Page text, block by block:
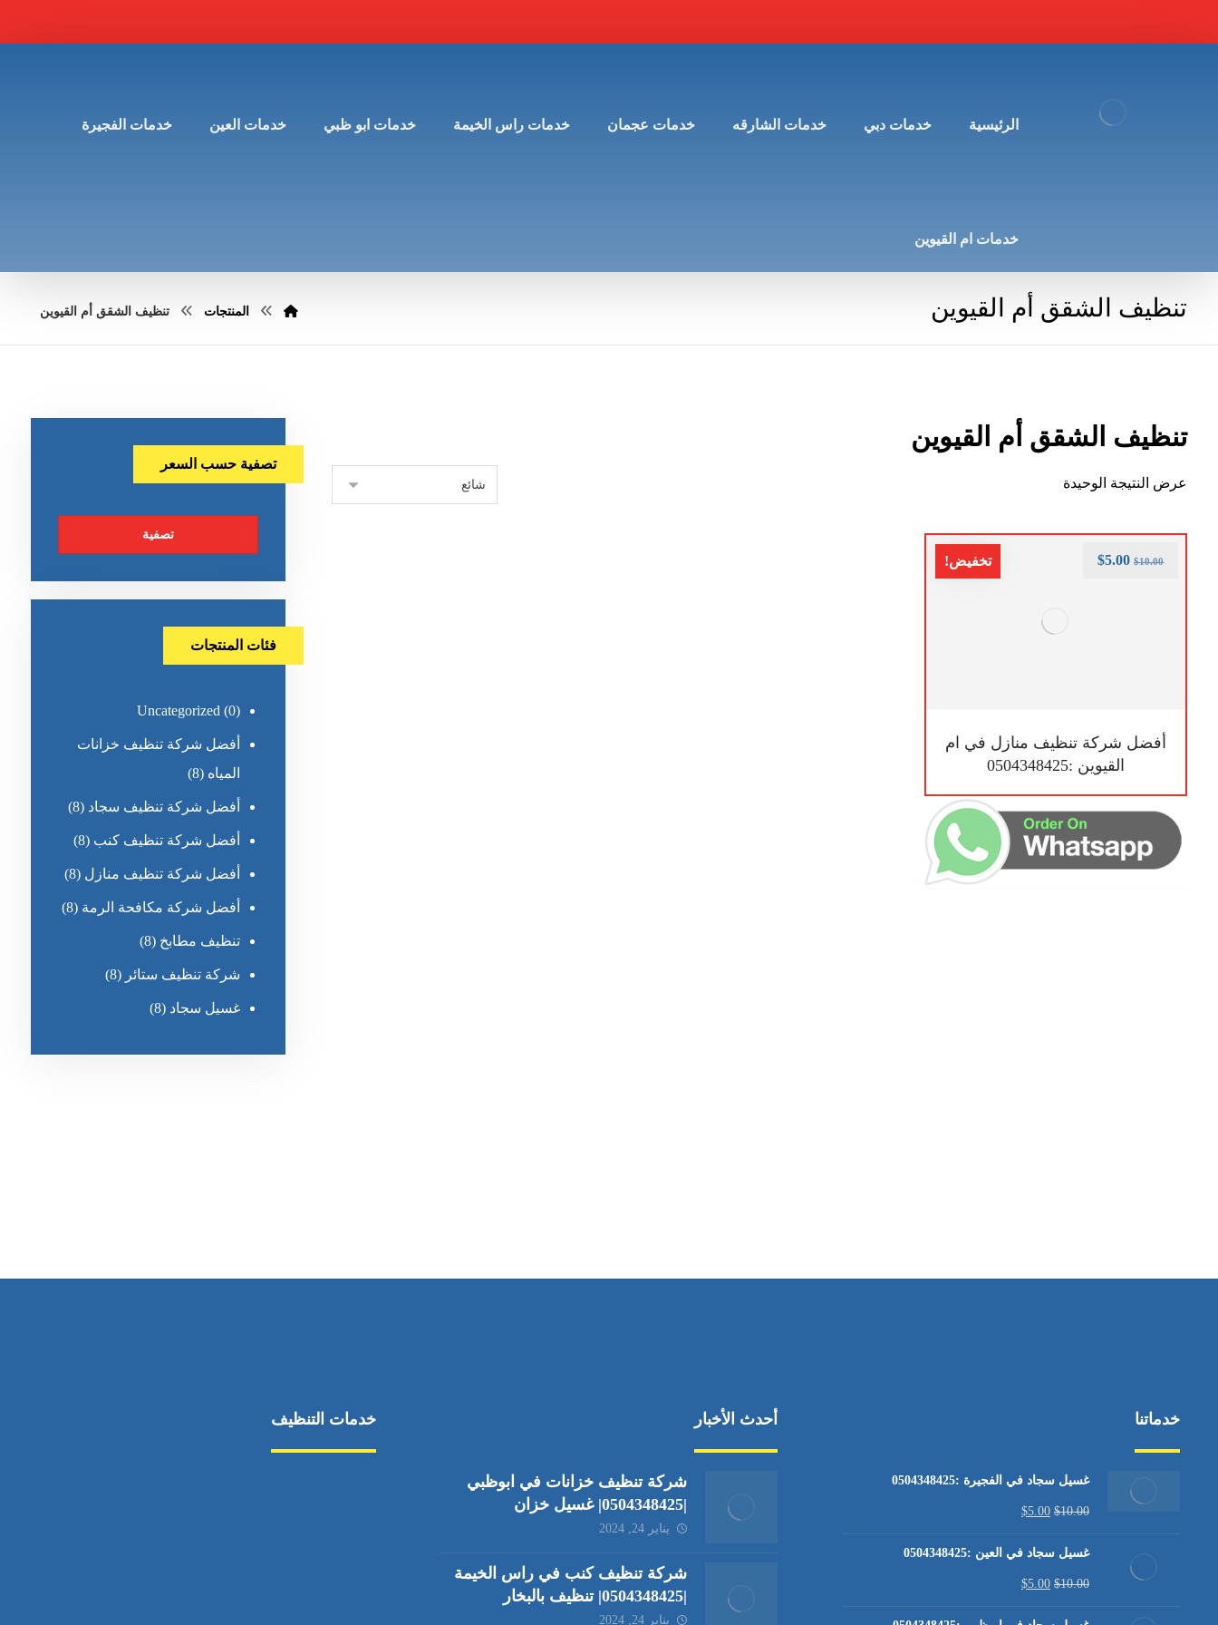
الرئيسية خدمات دبي خدمات الشارقه خدمات عجمان خدمات راس الخيمة خدمات ابو ظبي خدمات العين خدمات الفجيرة
خدمات ام القيوين
تنظيف الشقق أم القيوين المنتجات تنظيف الشقق أم القيوين
تنظيف الشقق أم القيوين
عرض النتيجة الوحيدة
تخفيض!
أفضل شركة تنظيف منازل في ام
القيوين :0504348425
$10.00
$5.00
تصفية حسب السعر
تصفية
فئات المنتجات
Uncategorized (0)
أفضل شركة تنظيف خزانات
المياه (8)
أفضل شركة تنظيف سجاد (8)
أفضل شركة تنظيف كنب (8)
أفضل شركة تنظيف منازل (8)
أفضل شركة مكافحة الرمة (8)
تنظيف مطابخ (8)
شركة تنظيف ستائر (8)
غسيل سجاد (8)
خدماتنا
غسيل سجاد في الفجيرة :0504348425
$10.00
$5.00
غسيل سجاد في العين :0504348425
$10.00
$5.00
أحدث الأخبار
شركة تنظيف خزانات في ابوظبي
|0504348425| غسيل خزان
يناير 24, 2024
شركة تنظيف كنب في راس الخيمة
|0504348425| تنظيف بالبخار
يناير 24, 2024
خدمات التنظيف